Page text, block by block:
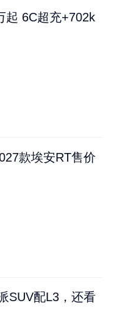
起 6C超充+702k
款埃安RT售价
SUV配L3，还看